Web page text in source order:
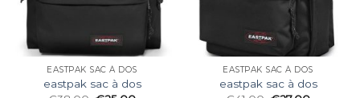
EASTPAK SAC À DOS
eastpak sac à dos
EASTPAK SAC À DOS
eastpak sac à dos